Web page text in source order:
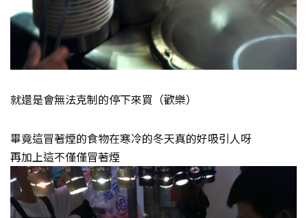
就還是會無法克制的停下來買（歡樂）
畢竟這冒著煙的食物在寒冷的冬天真的好吸引人呀
再加上這不僅僅冒著煙